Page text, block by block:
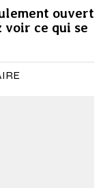
ouvert
voir ce qui se